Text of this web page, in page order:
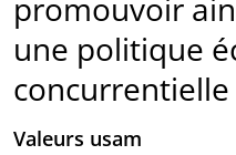
promouvoir
une politique
concurrentielle
Valeurs usam